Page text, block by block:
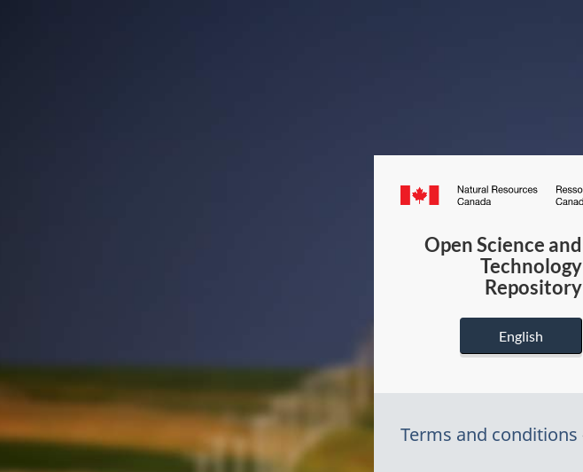
Canada.ca
Open Science and
Technology
Repository
English
Terms and conditions